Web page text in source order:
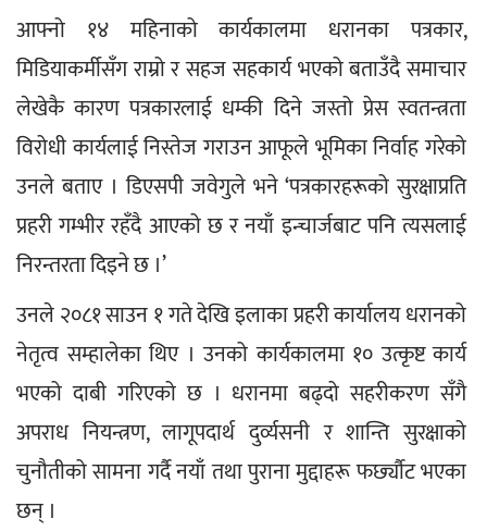
आफ्नो १४ महिनाको कार्यकालमा धरानका पत्रकार,
मिडियाकर्मीसँग राम्रो र सहज सहकार्य भएको बताउँदै समाचार
लेखेकै कारण पत्रकारलाई धम्की दिने जस्तो प्रेस स्वतन्त्रता
विरोधी कार्यलाई निस्तेज गराउन आफूले भूमिका निर्वाह गरेको
उनले बताए । डिएसपी जवेगुले भने ‘पत्रकारहरूको सुरक्षाप्रति
प्रहरी गम्भीर रहँदै आएको छ र नयाँ इन्चार्जबाट पनि त्यसलाई
निरन्तरता दिइने छ ।’
उनले २०८१ साउन १ गते देखि इलाका प्रहरी कार्यालय धरानको
नेतृत्व सम्हालेका थिए । उनको कार्यकालमा १० उत्कृष्ट कार्य
भएको दाबी गरिएको छ । धरानमा बढ्दो सहरीकरण सँगै
अपराध नियन्त्रण, लागूपदार्थ दुर्व्यसनी र शान्ति सुरक्षाको
चुनौतीको सामना गर्दै नयाँ तथा पुराना मुद्दाहरू फर्छ्यौट भएका
छन् ।